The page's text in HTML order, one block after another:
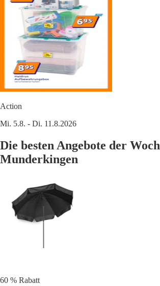
Action
Mi. 5.8. - Di. 11.8.2026
Die besten Angebote der
Munderkingen
60 % Rabatt